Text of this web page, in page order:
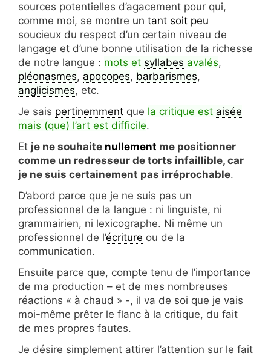
sources potentielles d’agacement pour qui,
comme moi, se montre un tant soit peu
soucieux du respect d’un certain niveau de
langage et d’une bonne utilisation de la richesse
de notre langue : mots et syllabes avalés,
pléonasmes, apocopes, barbarismes,
anglicismes, etc.
Je sais pertinemment que la critique est aisée
mais (que) l’art est difficile.
Et je ne souhaite nullement me positionner
comme un redresseur de torts infaillible, car
je ne suis certainement pas irréprochable.
D’abord parce que je ne suis pas un
professionnel de la langue : ni linguiste, ni
grammairien, ni lexicographe. Ni même un
professionnel de l’écriture ou de la
communication.
Ensuite parce que, compte tenu de l’importance
de ma production – et de mes nombreuses
réactions « à chaud » -, il va de soi que je vais
moi-même prêter le flanc à la critique, du fait
de mes propres fautes.
Je désire simplement attirer l’attention sur le fait